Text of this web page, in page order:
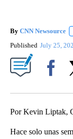
By CNN Newsource
Published July 25,
Por Kevin Liptak,
Hace solo unas